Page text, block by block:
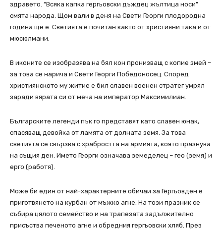
здравето. “Всяка капка гергьовски дъждец жълтица носи”
смята народа. Щом вали в деня на Свети Георги плодородна
година ще е. Светията е почитан както от християни така и от
мюсюлмани.
В иконите се изобразява на бял кон пронизващ с копие змей –
за това се нарича и Свети Георги Победоносец. Според
християнското му житие е бил славен военен стратег умрял
заради вярата си от меча на император Максимилиан.
Българските легенди пък го представят като славен юнак,
спасяващ девойка от ламята от долната земя. За това
светията се свързва с храбростта на армията, която празнува
на същия ден. Името Георги означава земеделец – гео (земя) и
ерго (работя).
Може би един от най-характерните обичаи за Гергьовден е
приготвянето на курбан от мъжко агне. На този празник се
събира цялото семейство и на трапезата задължително
присъства печеното агне и обредния гергьовски хляб. През